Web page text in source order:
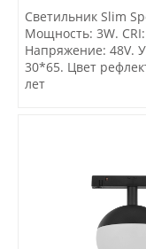
Светильник Slim
Мощность: 3W.
Напряжение: 48V.
30*65. Цвет
лет